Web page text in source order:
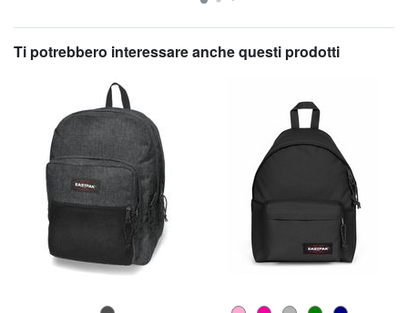
Ti potrebbero interessare anche questi prodotti